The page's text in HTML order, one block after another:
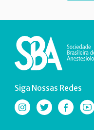
Siga Nossas Redes